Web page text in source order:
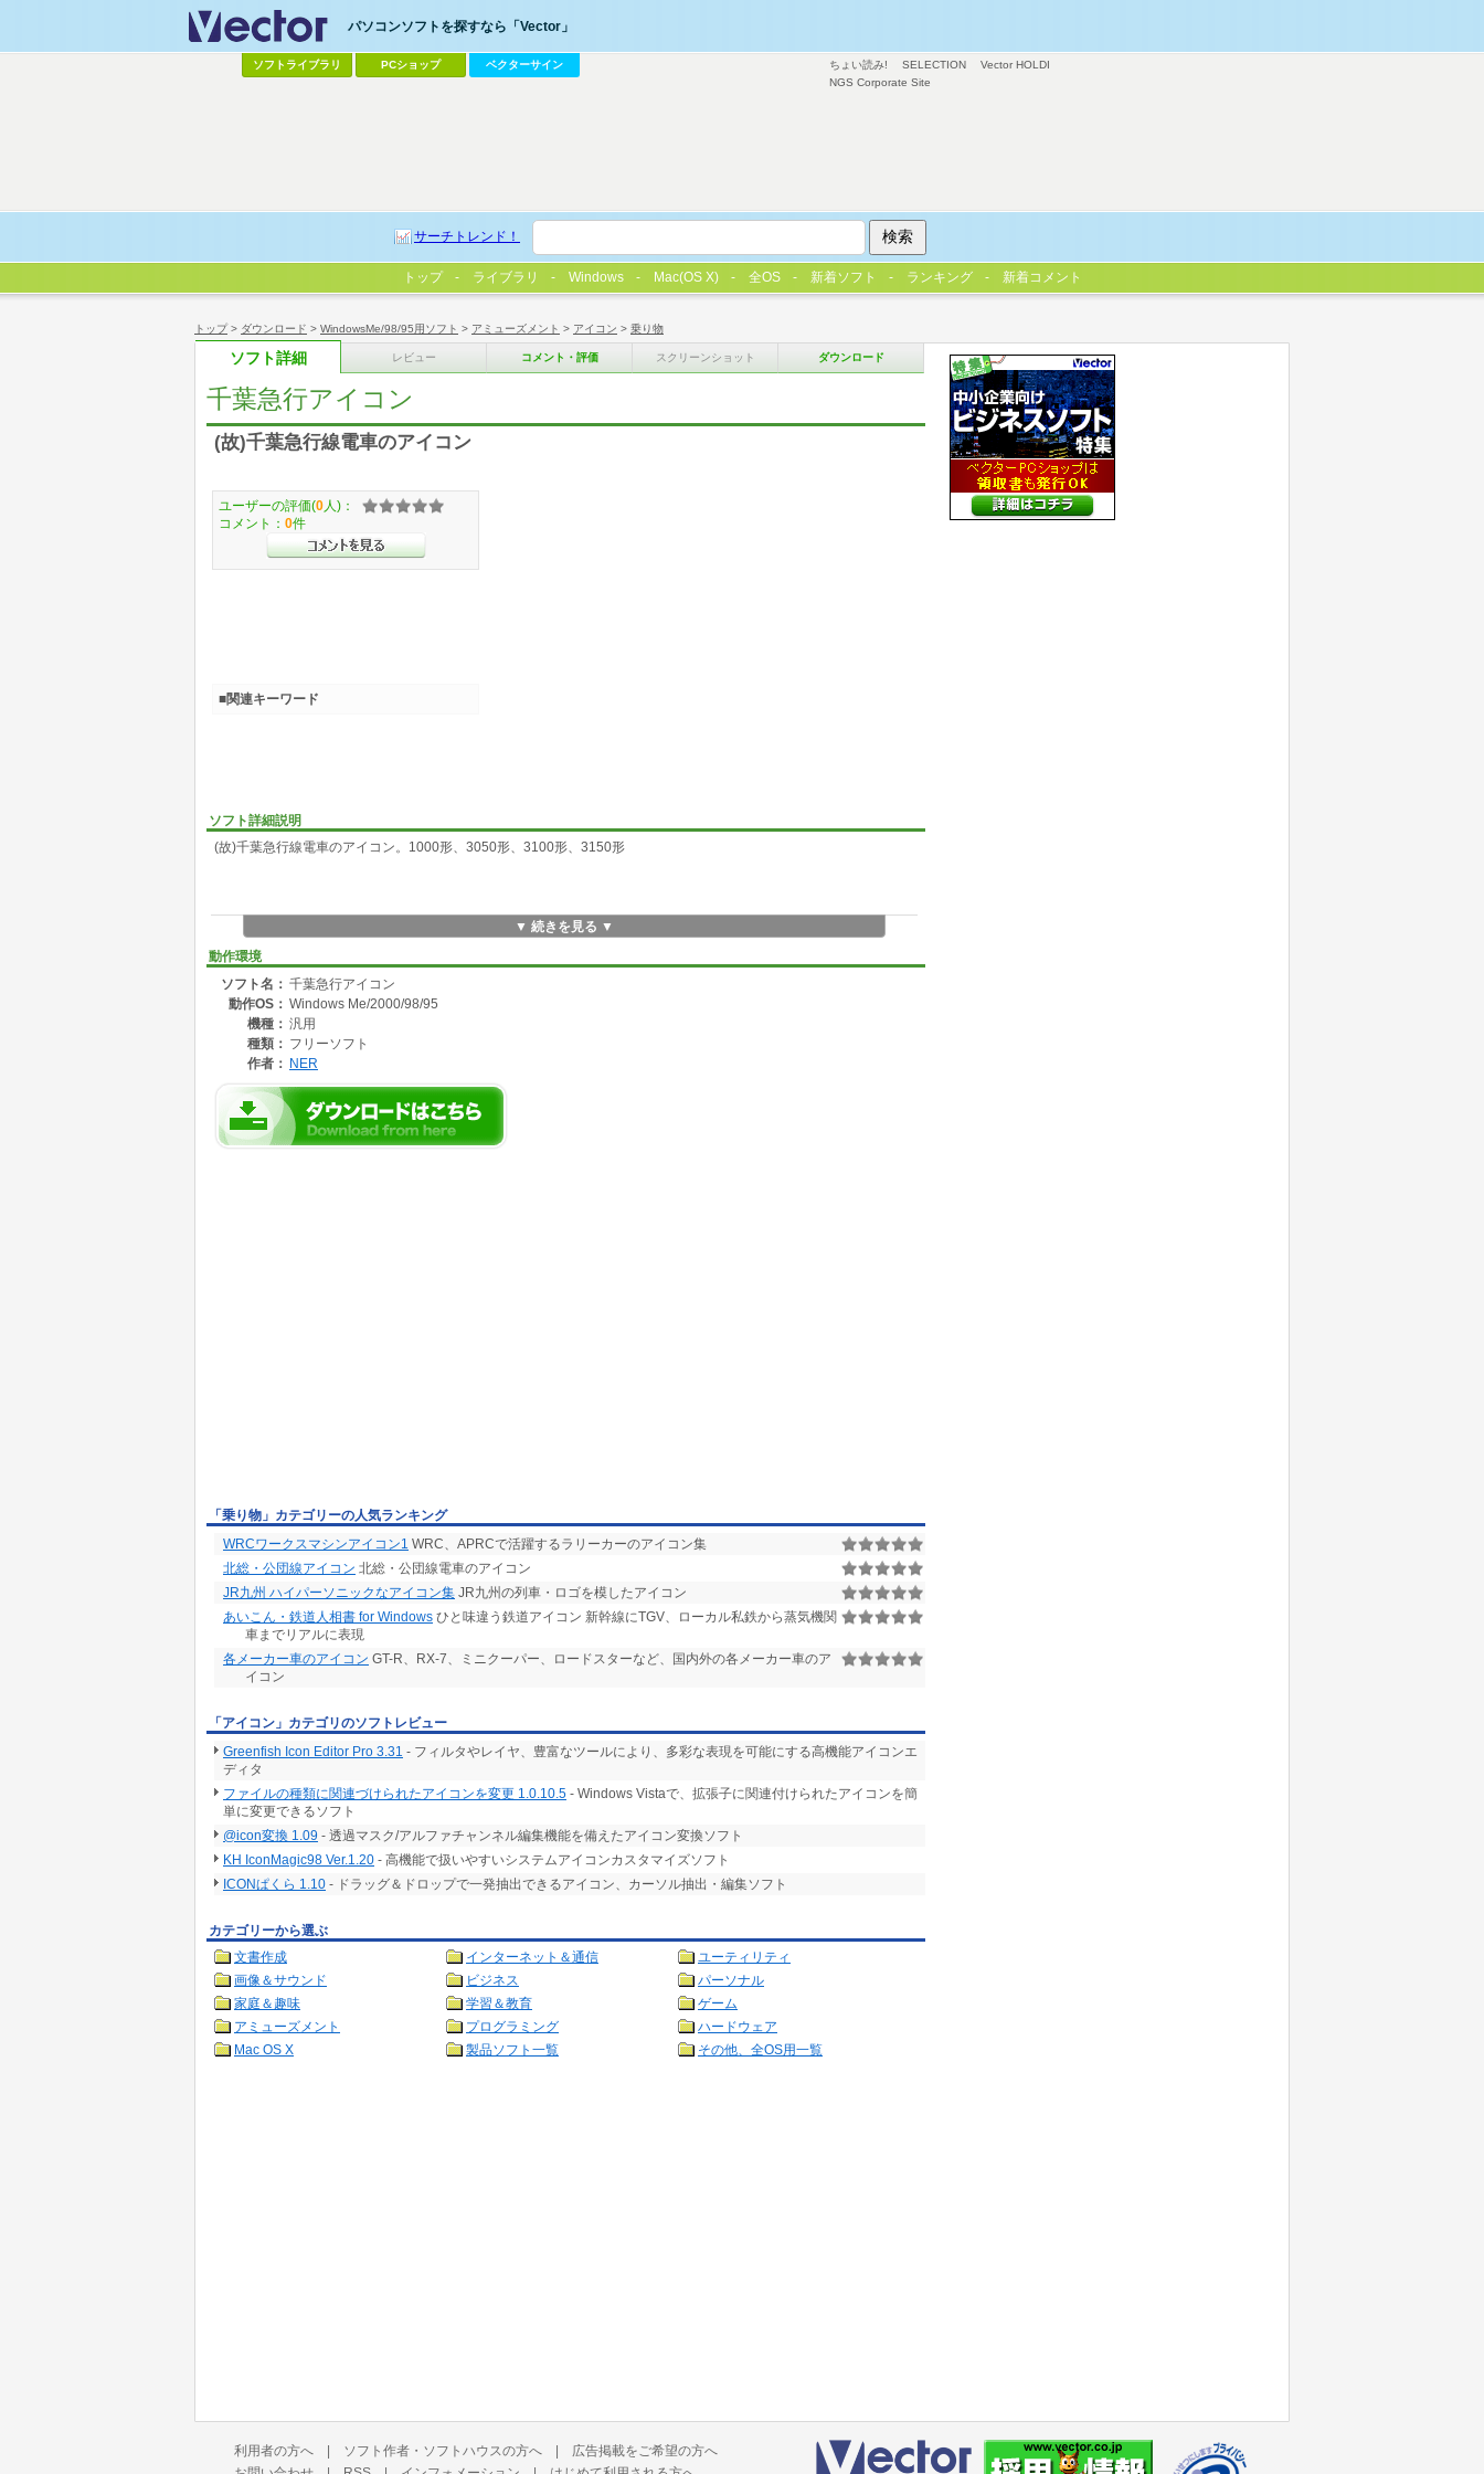
トップ> ダウンロード > WindowsMe/98/95用ソフト > アミューズメント > アイコン > 乗り物
ソフト詳細 レビュー コメント・評価 スクリーンショット ダウンロード
千葉急行アイコン
(故)千葉急行線電車のアイコン
ソフト詳細説明
(故)千葉急行線電車のアイコン。1000形、3050形、3100形、3150形
▼ 続きを見る ▼
動作環境
ソフト名： 千葉急行アイコン
動作OS： Windows Me/2000/98/95
機種： 汎用
種類： フリーソフト
作者： NER
ユーザーの評価(0 人)：
コメント： 0件
■関連キーワード
「乗り物」カテゴリーの人気ランキング
WRCワークスマシンアイコン1 WRC、APRCで活躍するラリーカーのアイコン集
北総・公団線アイコン 北総・公団線電車のアイコン
JR九州 ハイパーソニックなアイコン集 JR九州の列車・ロゴを模したアイコン
あいこん・鉄道人相書 for Windows ひと味違う鉄道アイコン 新幹線にTGV、ローカル私鉄から蒸気機関
車までリアルに表現
各メーカー車のアイコン GT-R、RX-7、ミニクーパー、ロードスターなど、国内外の各メーカー車のア
イコン
「アイコン」カテゴリのソフトレビュー
Greenfish Icon Editor Pro 3.31 - フィルタやレイヤ、豊富なツールにより、多彩な表現を可能にする高機能アイコンエ
ディタ
ファイルの種類に関連づけられたアイコンを変更 1.0.10.5 - Windows Vistaで、拡張子に関連付けられたアイコンを簡
単に変更できるソフト
@icon変換 1.09 - 透過マスク/アルファチャンネル編集機能を備えたアイコン変換ソフト
KH IconMagic98 Ver.1.20 - 高機能で扱いやすいシステムアイコンカスタマイズソフト
ICONぱくら 1.10 - ドラッグ＆ドロップで一発抽出できるアイコン、カーソル抽出・編集ソフト
カテゴリーから選ぶ
文書作成
インターネット＆通信
ユーティリティ
画像＆サウンド
ビジネス
パーソナル
家庭＆趣味
学習＆教育
ゲーム
アミューズメント
プログラミング
ハードウェア
Mac OS X
製品ソフト一覧 その他、全OS用一覧
ちょい読み! SELECTION
Vector HOLDI
NGS Corporate Site
パソコンソフトを探すなら「Vector」
ソフトライブラリ PCショップ ベクターサイン
サーチトレンド！
トップ ライブラリ Windows Mac(OS X) 全OS 新着ソフト ランキング 新着コメント
利用者の方へ | ソフト作者・ソフトハウスの方へ | 広告掲載をご希望の方へ